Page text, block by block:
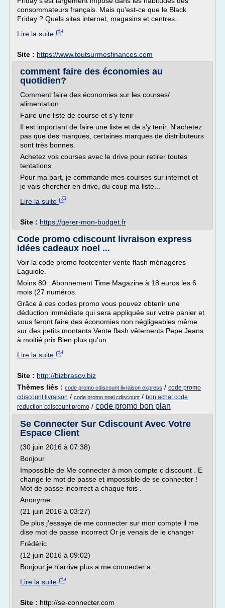
consommateurs français. Mais qu'est-ce que le Black
Friday ? Quels sites internet, magasins et centres...
Lire la suite
Site : https://www.toutsurmesfinances.com
comment faire des économies au
quotidien?
Comment faire des économies sur les courses/
alimentation
Faire une liste de course et s'y tenir
Il est important de faire une liste et de s'y tenir. N'achetez
pas que des marques, certaines marques de distributeurs
sont très bonnes.
Achetez vos courses avec le drive pour retirer toutes
tentations
Pour ma part, je commande mes courses sur internet et
je vais chercher en drive, du coup ma liste...
Lire la suite
Site : https://gerer-mon-budget.fr
Code promo cdiscount livraison express
idées cadeaux noel ...
Voir la code promo footcenter vente flash ménagères
Laguiole.
Moins 80 : Abonnement Time Magazine à 18 euros les 6
mois (27 numéros.
Grâce à ces codes promo vous pouvez obtenir une
déduction immédiate qui sera appliquée sur votre panier et
vous feront faire des économies non négligeables même
sur des petits montants.Vente flash vêtements Pepe Jeans
à moitié prix.Bien plus qu'un...
Lire la suite
Site : http://bizbrasov.biz
Thèmes liés : code promo cdiscount livraison express / code promo
cdiscount livraison / code promo noel cdiscount / bon achat code
reduction cdiscount promo / code promo bon plan
Se Connecter Sur Cdiscount Avec Votre
Espace Client
(30 juin 2016 à 07:38)
Bonjour
Impossible de Me connecter à mon compte c discount . E
change le mot de passe et impossible de se connecter !
Mot de passe incorrect a chaque fois .
Anonyme
(21 juin 2016 à 03:27)
De plus j'essaye de me connecter sur mon compte il me
dise mot de passe incorrect Or je venais de le changer
Frédéric
(12 juin 2016 à 09:02)
Bonjour je n'arrive plus a me connecter a...
Lire la suite
Site : http://se-connecter.com